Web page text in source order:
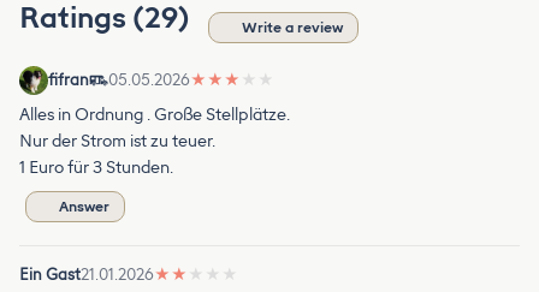
Ratings (29) Write a review
fifran 05.05.2026★ ★ ★ ★ ★
Alles in Ordnung . Große Stellplätze.
Nur der Strom ist zu teuer.
1 Euro für 3 Stunden.
Answer
Ein Gast21.01.2026★ ★ ★ ★ ★